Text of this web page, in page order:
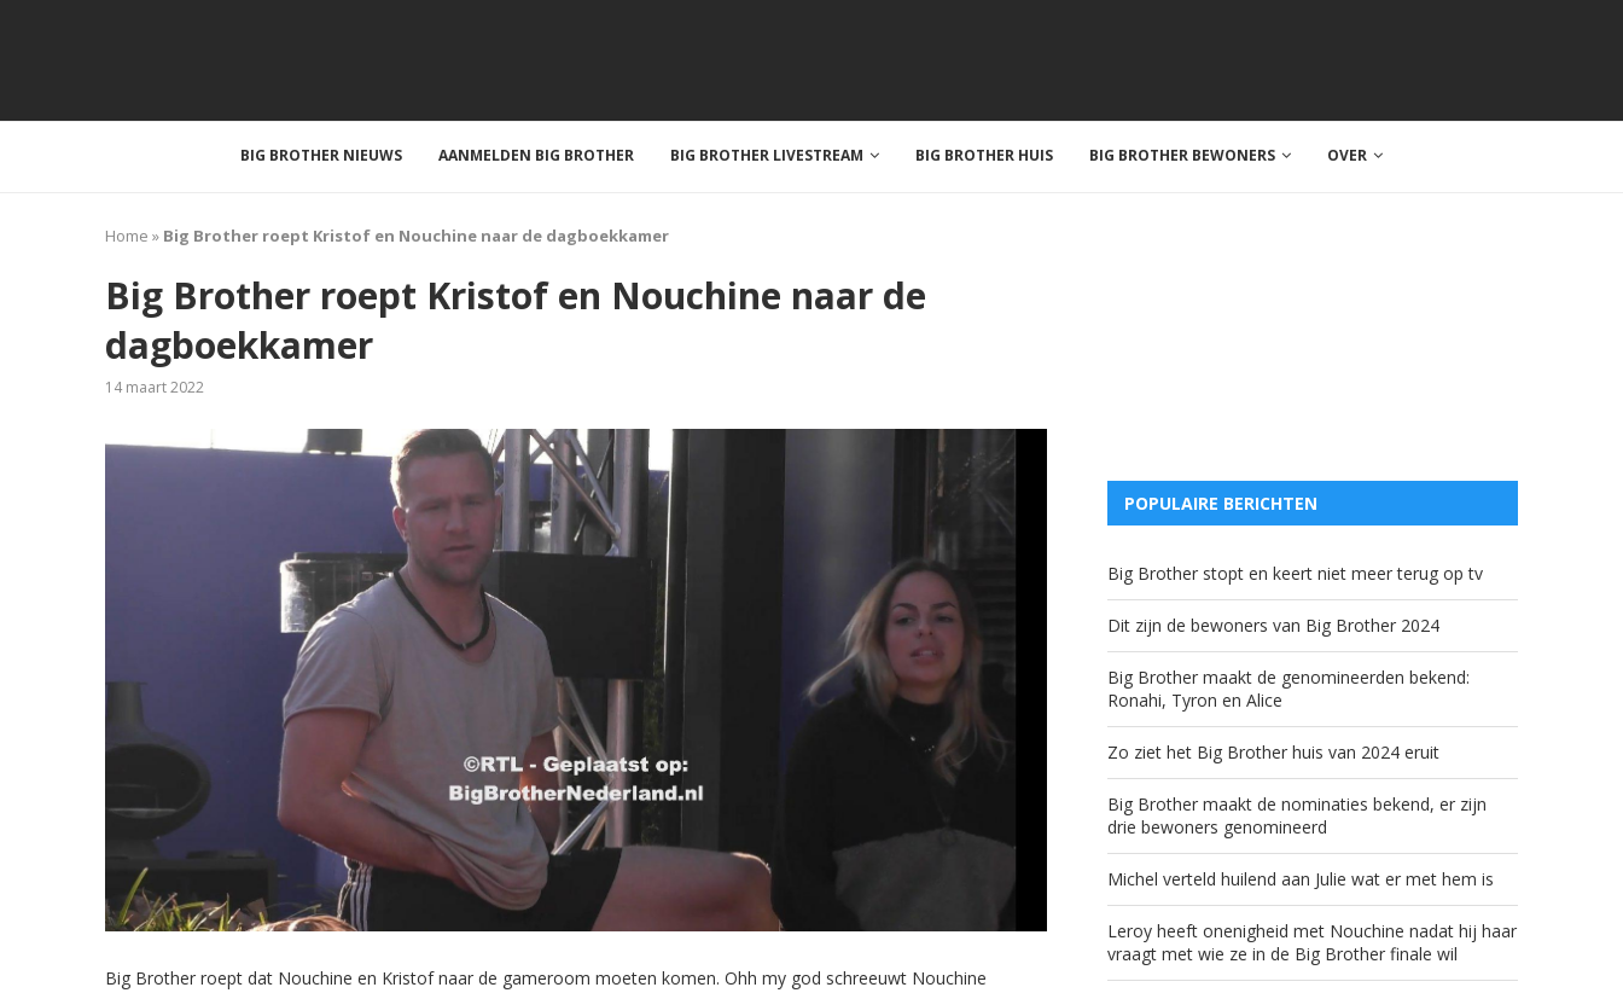
BIG BROTHER NIEUWS AANMELDEN BIG BROTHER BIG BROTHER LIVESTREAM BIG BROTHER HUIS BIG BROTHER BEWONERS OVER
Home » Big Brother roept Kristof en Nouchine naar de dagboekkamer
Big Brother roept Kristof en Nouchine naar de
dagboekkamer
14 maart 2022
Big Brother roept dat Nouchine en Kristof naar de gameroom moeten komen. Ohh my god schreeuwt Nouchine
POPULAIRE BERICHTEN
Big Brother stopt en keert niet meer terug op tv
Dit zijn de bewoners van Big Brother 2024
Big Brother maakt de genomineerden bekend:
Ronahi, Tyron en Alice
Zo ziet het Big Brother huis van 2024 eruit
Big Brother maakt de nominaties bekend, er zijn
drie bewoners genomineerd
Michel verteld huilend aan Julie wat er met hem is
Leroy heeft onenigheid met Nouchine nadat hij haar
vraagt met wie ze in de Big Brother finale wil